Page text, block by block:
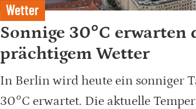
Wetter
Sonnige 30°C
prächtigem Wetter
In Berlin wird heute ein sonniger
30°C erwartet. Die aktuelle